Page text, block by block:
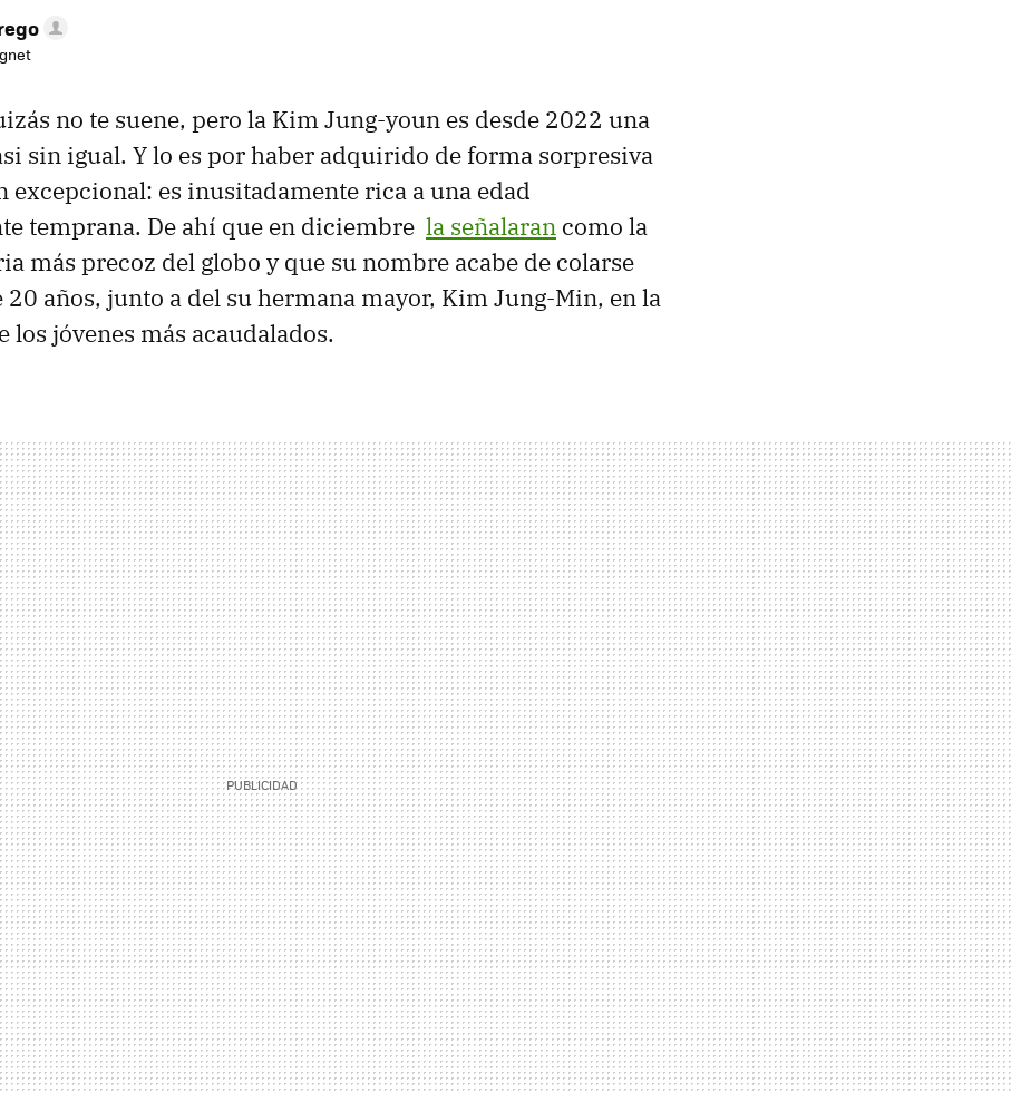
no te suene, pero la Kim Jung-youn es desde 2022 una
sin igual. Y lo es por haber adquirido de forma sorpresiva
excepcional: es inusitadamente rica a una edad
temprana. De ahí que en diciembre la señalaran como la
más precoz del globo y que su nombre acabe de colarse
20 años, junto a del su hermana mayor, Kim Jung-Min, en la
los jóvenes más acaudalados.